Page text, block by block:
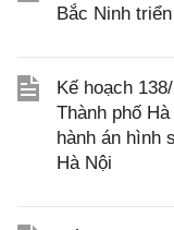
Bắc Ninh
Kế hoạch
Thành phố
hành án hình
Hà Nội